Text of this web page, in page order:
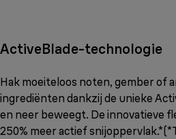
ActiveBlade-technologie
Hak moeiteloos noten, gember of
ingrediënten dankzij de unieke
en neer beweegt. De innovatieve
250% meer actief